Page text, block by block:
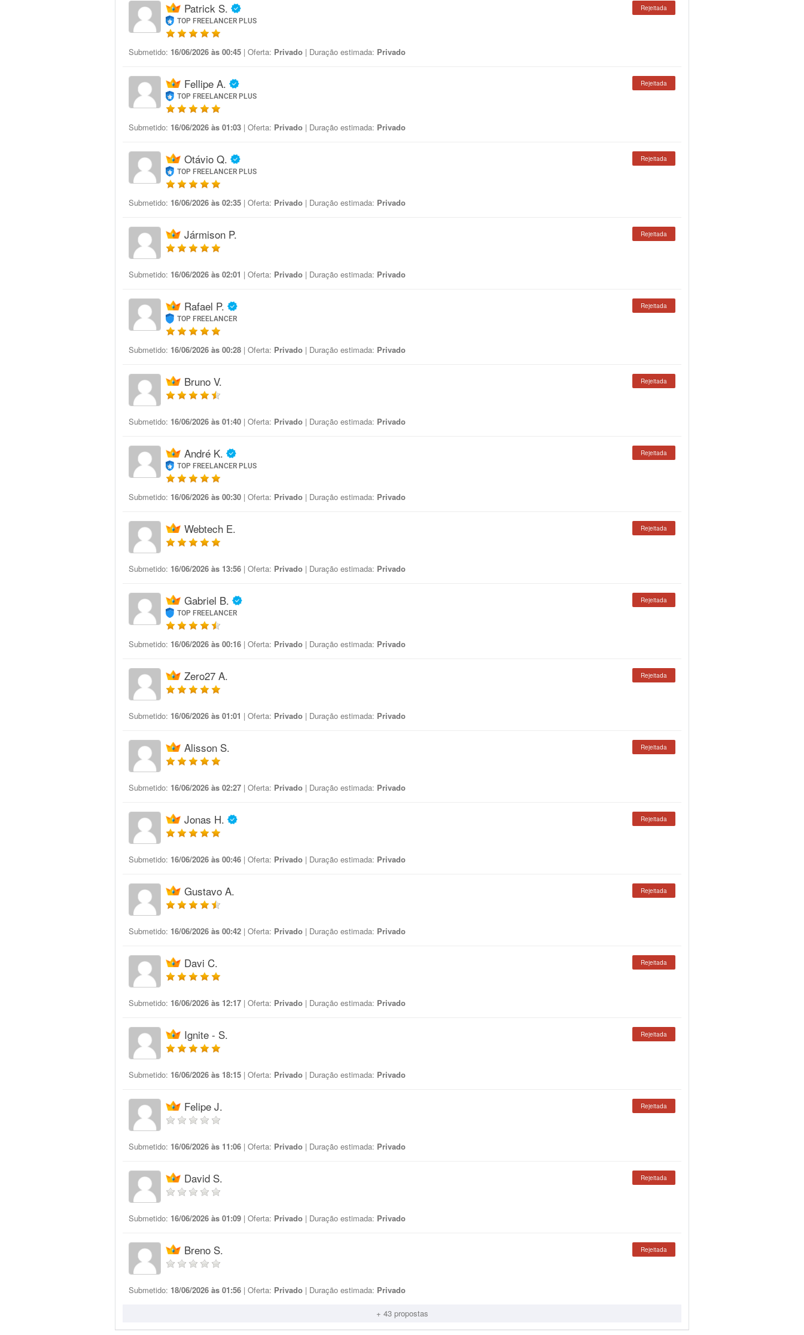
Patrick S.
TOP FREELANCER PLUS
Rejeitada
Submetido: 16/06/2026 às 00:45 | Oferta: Privado | Duração estimada: Privado
Fellipe A.
TOP FREELANCER PLUS
Rejeitada
Submetido: 16/06/2026 às 01:03 | Oferta: Privado | Duração estimada: Privado
Otávio Q.
TOP FREELANCER PLUS
Rejeitada
Submetido: 16/06/2026 às 02:35 | Oferta: Privado | Duração estimada: Privado
Jármison P. Rejeitada
Submetido: 16/06/2026 às 02:01 | Oferta: Privado | Duração estimada: Privado
Rafael P.
TOP FREELANCER
Rejeitada
Submetido: 16/06/2026 às 00:28 | Oferta: Privado | Duração estimada: Privado
Bruno V. Rejeitada
Submetido: 16/06/2026 às 01:40 | Oferta: Privado | Duração estimada: Privado
André K.
TOP FREELANCER PLUS
Rejeitada
Submetido: 16/06/2026 às 00:30 | Oferta: Privado | Duração estimada: Privado
Webtech E. Rejeitada
Submetido: 16/06/2026 às 13:56 | Oferta: Privado | Duração estimada: Privado
Gabriel B.
TOP FREELANCER
Rejeitada
Submetido: 16/06/2026 às 00:16 | Oferta: Privado | Duração estimada: Privado
Zero27 A. Rejeitada
Submetido: 16/06/2026 às 01:01 | Oferta: Privado | Duração estimada: Privado
Alisson S. Rejeitada
Submetido: 16/06/2026 às 02:27 | Oferta: Privado | Duração estimada: Privado
Jonas H. Rejeitada
Submetido: 16/06/2026 às 00:46 | Oferta: Privado | Duração estimada: Privado
Gustavo A. Rejeitada
Submetido: 16/06/2026 às 00:42 | Oferta: Privado | Duração estimada: Privado
Davi C. Rejeitada
Submetido: 16/06/2026 às 12:17 | Oferta: Privado | Duração estimada: Privado
Ignite - S. Rejeitada
Submetido: 16/06/2026 às 18:15 | Oferta: Privado | Duração estimada: Privado
Felipe J. Rejeitada
Submetido: 16/06/2026 às 11:06 | Oferta: Privado | Duração estimada: Privado
David S. Rejeitada
Submetido: 16/06/2026 às 01:09 | Oferta: Privado | Duração estimada: Privado
Breno S. Rejeitada
Submetido: 18/06/2026 às 01:56 | Oferta: Privado | Duração estimada: Privado
+ 43 propostas